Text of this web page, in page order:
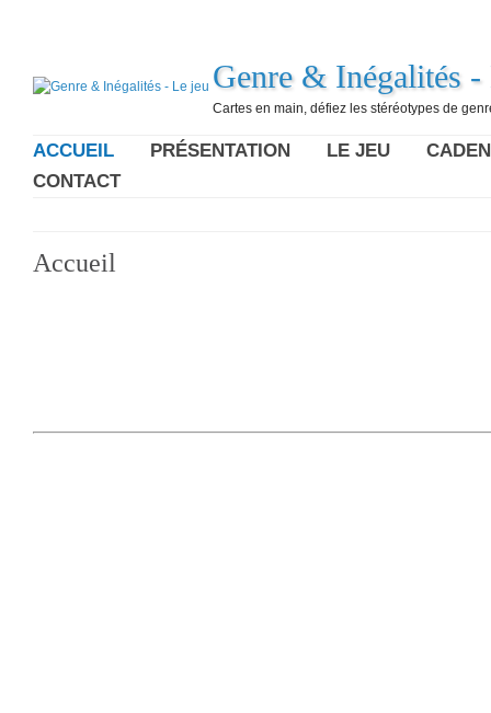
Genre & Inégalités -
Cartes en main, défiez les stéréotypes de
ACCUEIL PRÉSENTATION LE JEU
CONTACT
Accueil